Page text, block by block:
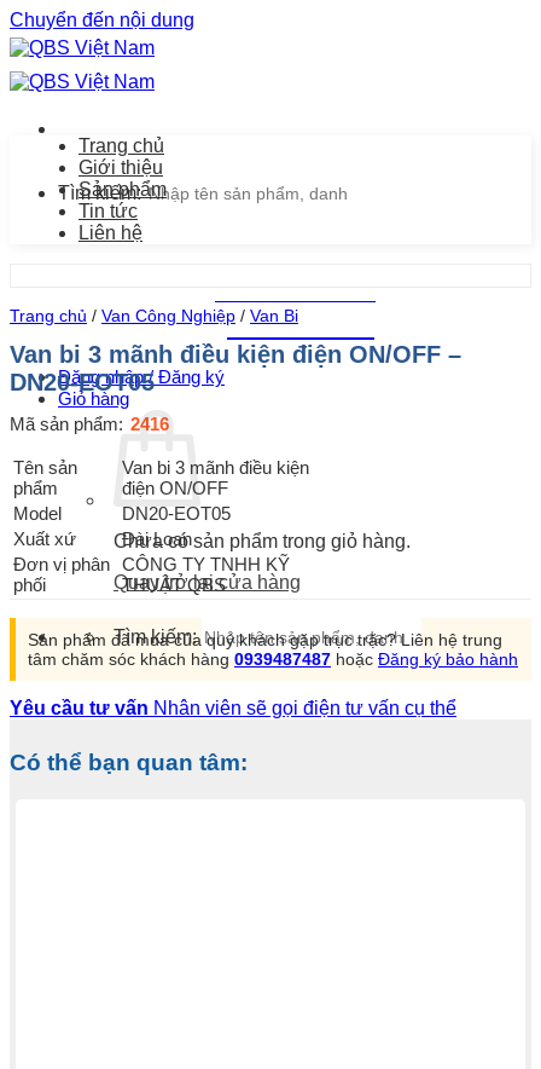
Chuyển đến nội dung
Tìm kiếm:
0939.487.487
Đăng nhập / Đăng ký
Giỏ hàng
Chưa có sản phẩm trong giỏ hàng.
Quay trở lại cửa hàng
Tìm kiếm:
Trang chủ
Giới thiệu
Sản phẩm
Tin tức
Liên hệ
Trang chủ / Van Công Nghiệp / Van Bi
Van bi 3 mãnh điều kiện điện ON/OFF –
DN20-EOT05
Mã sản phẩm: 2416
Tên sản
phẩm
Van bi 3 mãnh điều kiện
điện ON/OFF
Model
DN20-EOT05
Xuất xứ
Đài Loan
Đơn vị phân
phối
CÔNG TY TNHH KỸ
THUẬT QBS
Sản phẩm đã mua của quý khách gặp trục trặc? Liên hệ trung
tâm chăm sóc khách hàng 0939487487 hoặc Đăng ký bảo hành
Yêu cầu tư vấn Nhân viên sẽ gọi điện tư vấn cụ thể
Có thể bạn quan tâm: